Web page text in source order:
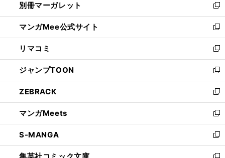
く
で
開
く
ィ
ン
ド
ウ
で
開
く
い
ウ
ィ
ン
ド
ウ
で
開
く
別冊マーガレット
新
し
い
ウ
ィ
ン
ド
ウ
で
開
く
マンガMee公式サイト
新
し
い
ウ
ィ
ン
ド
ウ
で
開
く
リマコミ
新
し
い
ウ
ィ
ン
ド
ウ
で
開
く
ジャンプTOON
新
し
い
ウ
ィ
ン
ド
ウ
ZEBRACK
新
し
い
ウ
ィ
ン
マンガMeets
新
し
い
ウ
S-MANGA
新
し